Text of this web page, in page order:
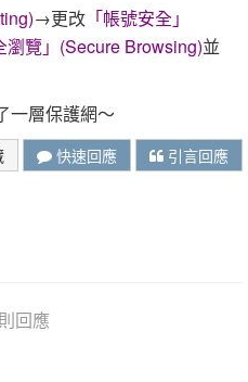
→更改 「帳號安全」
瀏覽」(Secure Browsing)並
一層保護網～
快速回應 引言回應
回應